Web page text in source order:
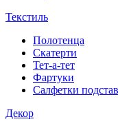
Текстиль
Полотенца
Скатерти
Тет-а-тет
Фартуки
Салфетки
Декор